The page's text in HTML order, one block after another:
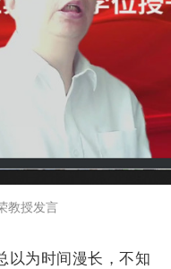
教授发言
以为时间漫长，不知